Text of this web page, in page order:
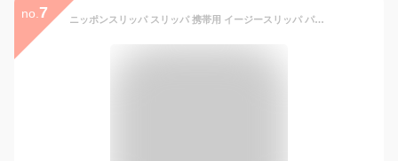
no. 7 ニッポンスリッパ スリッパ 携帯用 イージースリッパ パッカブル 26.5-28cm ブラック コンパクト収納 洗える 軽量 006023